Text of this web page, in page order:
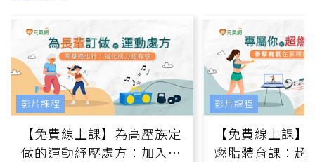
【免費線上課】為高壓族定
做的運動紓壓處方：加入行
影片課程
【免費線上課
燃脂體育課：超
影片課程